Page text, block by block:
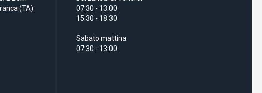
(TA)
07:30 - 13:00
15:30 - 18:30
Sabato mattina
07:30 - 13:00